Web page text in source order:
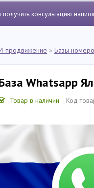
консультацию
продвижение » Базы
Whatsapp
Товар в наличии Код